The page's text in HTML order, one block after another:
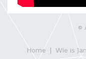
©
Home Wie is